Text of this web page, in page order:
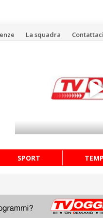
La squadra Contattaci
SPORT